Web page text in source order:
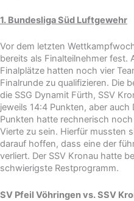
1. Bundesliga Süd Luftgewehr
Vor dem letzten
bereits als Finalteilnehmer fest.
Finalplätze hatten noch vier
Finalrunde zu qualifizieren. Die
die SSG Dynamit Fürth, SSV
jeweils 14:4 Punkten, aber
Punkten hatte rechnerisch
Vierte zu sein. Hierfür mussten
darauf hoffen, dass eine der
verliert. Der SSV Kronau hatte
schwierigste Restprogramm.
SV Pfeil Vöhringen vs. SSV